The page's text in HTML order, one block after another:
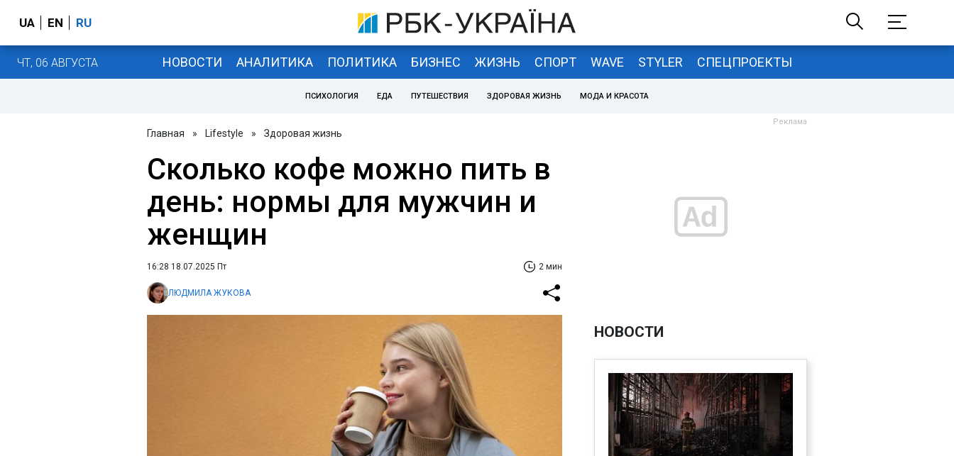
UA EN RU
ЧТ, 06 АВГУСТА НОВОСТИ АНАЛИТИКА ПОЛИТИКА БИЗНЕС ЖИЗНЬ СПОРТ WAVE STYLER СПЕЦПРОЕКТЫ
ПСИХОЛОГИЯ ЕДА ПУТЕШЕСТВИЯ ЗДОРОВАЯ ЖИЗНЬ МОДА И КРАСОТА
Главная » Lifestyle » Здоровая жизнь
Сколько кофе можно пить в
день: нормы для мужчин и
женщин
16:28 18.07.2025 Пт 2 мин
ЛЮДМИЛА ЖУКОВА
НОВОСТИ